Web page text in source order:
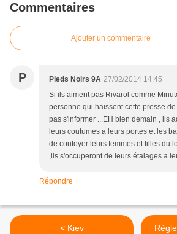
Commentaires
Ajouter un commentaire
P Pieds Noirs 9A 27/02/2014 14:45
Si ils aiment pas Rivarol comme
personne qui haïssent cette presse
pas s'informer ...EH bien demain , ils
leurs coutumes a leurs portes et les
de coutoyer leurs femmes et filles du
,ils s'occuperont de leurs étalages a
Répondre
< Kiev